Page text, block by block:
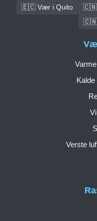
🇪🇨 Vær i Quito
🇨🇳
🇨🇳
Verste